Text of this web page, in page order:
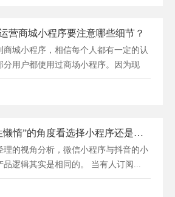
营商城小程序要注意哪些细节？
商城小程序，相信每个人都有一定的认
分用户都使用过商场小程序。因为现
从“人性懒惰”的角度看选择小程序还是小商店？
理的视角分析，微信小程序与抖音的小
品逻辑其实是相同的。 当有人订阅...